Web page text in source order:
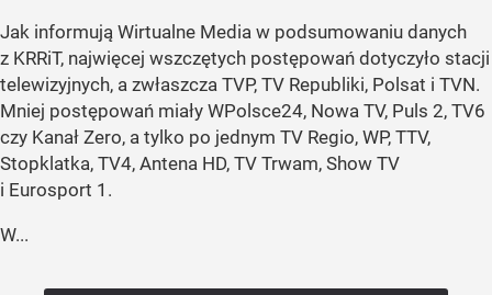
Jak informują Wirtualne Media w podsumowaniu danych
z KRRiT, najwięcej wszczętych postępowań dotyczyło stacji
telewizyjnych, a zwłaszcza TVP, TV Republiki, Polsat i TVN.
Mniej postępowań miały WPolsce24, Nowa TV, Puls 2, TV6
czy Kanał Zero, a tylko po jednym TV Regio, WP, TTV,
Stopklatka, TV4, Antena HD, TV Trwam, Show TV
i Eurosport 1.
W...